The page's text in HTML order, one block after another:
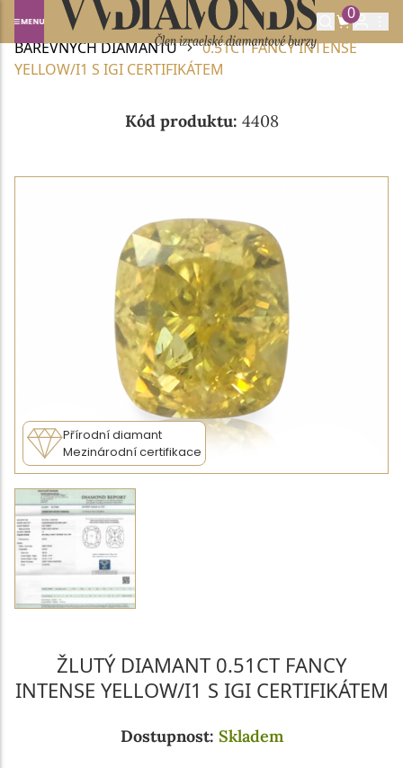
0
Domů BAREVNÉ DIAMANTY
NABÍDKA
BAREVNÝCH DIAMANTŮ
0.51CT FANCY INTENSE
YELLOW/I1 S IGI CERTIFIKÁTEM
Kód produktu: 4408
Přírodní diamant
Mezinárodní certifikace
ŽLUTÝ DIAMANT 0.51CT FANCY
INTENSE YELLOW/I1 S IGI CERTIFIKÁTEM
Dostupnost: Skladem